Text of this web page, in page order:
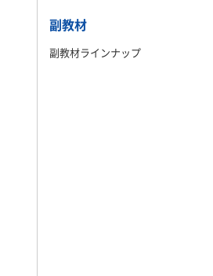
副教材
副教材ラインナップ